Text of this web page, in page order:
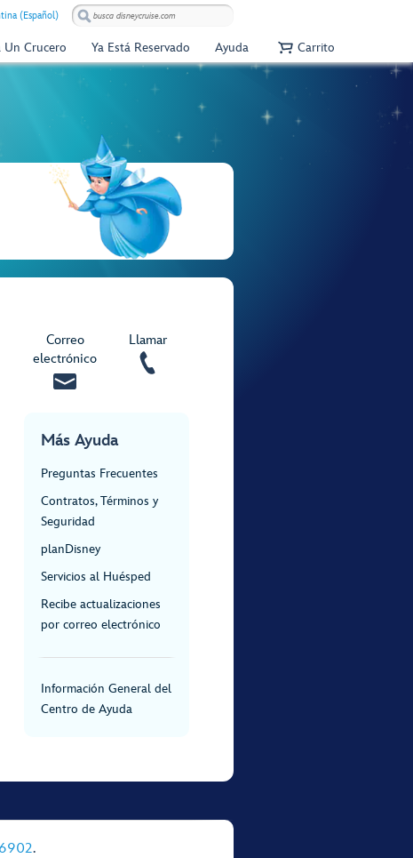
(Español)
Un Crucero Ya Está Reservado Ayuda Carrito
Correo
electrónico
Llamar
Más Ayuda
Preguntas Frecuentes
Contratos, Términos y
Seguridad
planDisney
Servicios al Huésped
Recibe actualizaciones
por correo electrónico
Información General del
Centro de Ayuda
.